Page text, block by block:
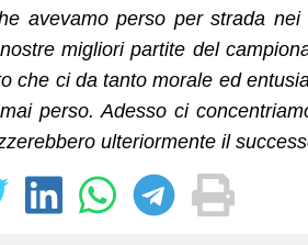
avevamo perso per strada
migliori partite del
che ci da tanto morale ed
perso. Adesso ci
ulteriormente il